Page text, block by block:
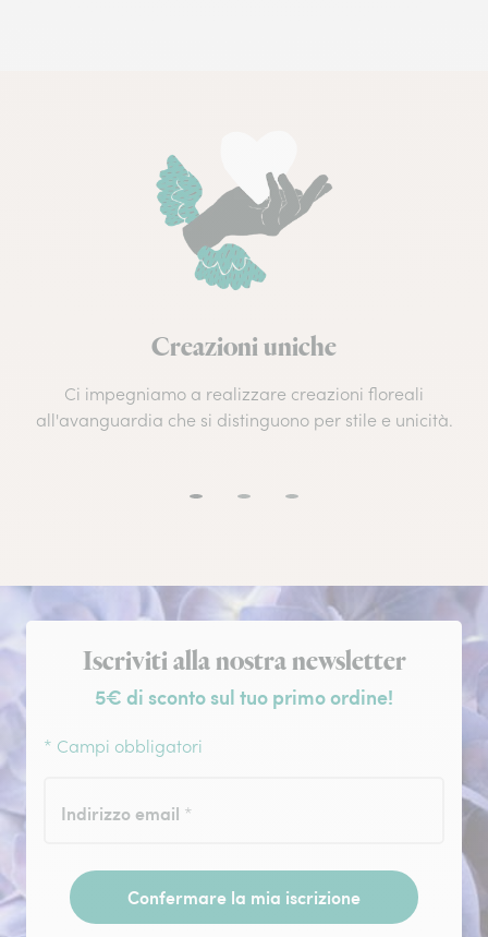
Creazioni uniche
Ci impegniamo a realizzare creazioni floreali
all'avanguardia che si distinguono per stile e unicità.
Iscrizione alla newsletter
Iscriviti alla nostra newsletter
5€ di sconto sul tuo primo ordine!
* Campi obbligatori
Indirizzo email *
Confermare la mia iscrizione